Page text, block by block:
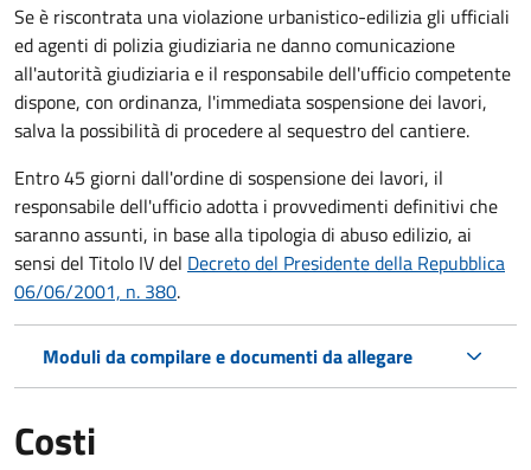
Se è riscontrata una violazione urbanistico-edilizia gli ufficiali
ed agenti di polizia giudiziaria ne danno comunicazione
all'autorità giudiziaria e il responsabile dell'ufficio competente
dispone, con ordinanza, l'immediata sospensione dei lavori,
salva la possibilità di procedere al sequestro del cantiere.
Entro 45 giorni dall'ordine di sospensione dei lavori, il
responsabile dell'ufficio adotta i provvedimenti definitivi che
saranno assunti, in base alla tipologia di abuso edilizio, ai
sensi del Titolo IV del Decreto del Presidente della Repubblica
06/06/2001, n. 380.
Moduli da compilare e documenti da allegare
Costi